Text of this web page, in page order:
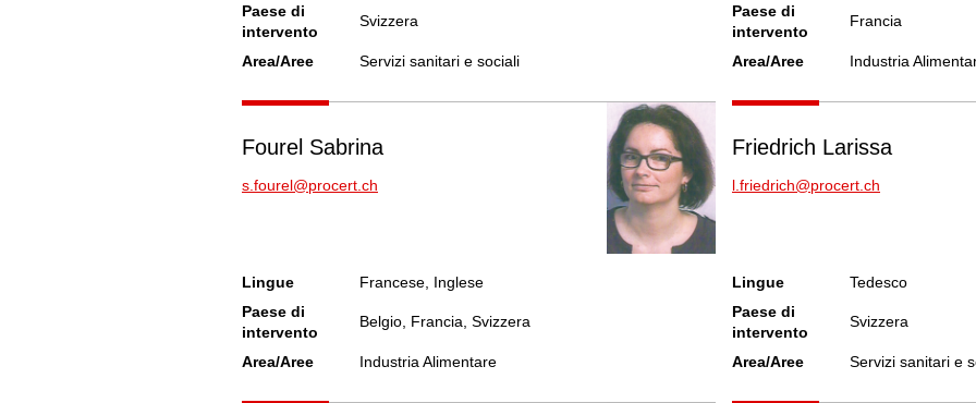
Paese di
intervento
Svizzera
Area/Aree Servizi sanitari e sociali
Paese di
intervento
Francia
Area/Aree Industria
Fourel Sabrina
s.fourel@procert.ch
Lingue
Francese, Inglese
Paese di
intervento
Belgio, Francia, Svizzera
Area/Aree Industria Alimentare
Friedrich Larissa
l.friedrich@procert.ch
Lingue
Tedesco
Paese di
intervento
Svizzera
Area/Aree Servizi sanitari e